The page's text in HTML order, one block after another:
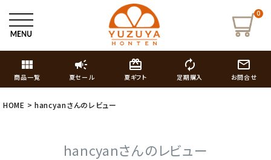
0
view_module
商品一覧
campaign
夏セール
card_giftcard
夏ギフト
autorenew
定期購入
mail_outline
お問合せ
HOME hancyanさんのレビュー
hancyanさんのレビュー